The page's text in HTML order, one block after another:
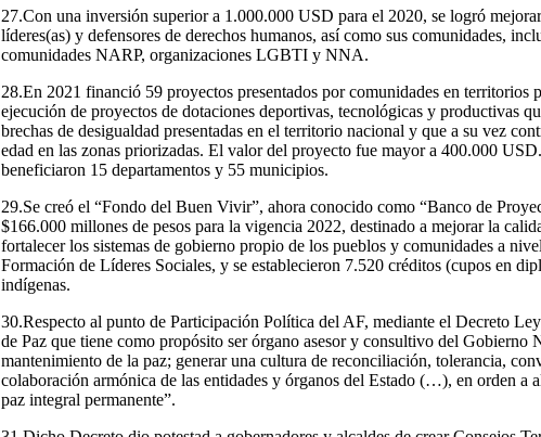
27.Con una inversión superior a 1.000.000 USD para el 2020, se logró
líderes(as) y defensores de derechos humanos, así como sus comunidades,
comunidades NARP, organizaciones LGBTI y NNA.
28.En 2021 financió 59 proyectos presentados por comunidades en
ejecución de proyectos de dotaciones deportivas, tecnológicas y productivas
brechas de desigualdad presentadas en el territorio nacional y que a su vez
edad en las zonas priorizadas. El valor del proyecto fue mayor a 400.000
beneficiaron 15 departamentos y 55 municipios.
29.Se creó el “Fondo del Buen Vivir”, ahora conocido como “Banco de
$166.000 millones de pesos para la vigencia 2022, destinado a mejorar la
fortalecer los sistemas de gobierno propio de los pueblos y comunidades a
Formación de Líderes Sociales, y se establecieron 7.520 créditos (cupos en
indígenas.
30.Respecto al punto de Participación Política del AF, mediante el Decreto
de Paz que tiene como propósito ser órgano asesor y consultivo del Gobierno
mantenimiento de la paz; generar una cultura de reconciliación, tolerancia,
colaboración armónica de las entidades y órganos del Estado (…), en orden a
paz integral permanente”.